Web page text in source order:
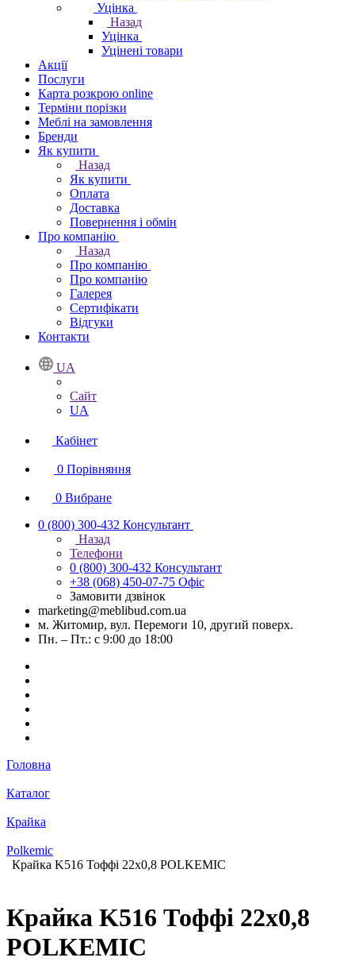
Уцінка
Назад
Уцінка
Уцінені товари
Акції
Послуги
Карта розкрою online
Терміни порізки
Меблі на замовлення
Бренди
Як купити
Назад
Як купити
Оплата
Доставка
Повернення і обмін
Про компанію
Назад
Про компанію
Про компанію
Галерея
Сертифікати
Відгуки
Контакти
UA
Сайт
UA
Кабінет
0 Порівняння
0 Вибране
0 (800) 300-432 Консультант
Назад
Телефони
0 (800) 300-432 Консультант
+38 (068) 450-07-75 Офіс
Замовити дзвінок
marketing@meblibud.com.ua
м. Житомир, вул. Перемоги 10, другий поверх.
Пн. – Пт.: с 9:00 до 18:00
Головна
Каталог
Крайка
Polkemic
Крайка K516 Тоффі 22х0,8 POLKEMIC
Крайка K516 Тоффі 22х0,8
POLKEMIC